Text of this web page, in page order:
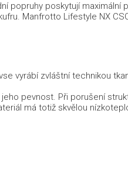
popruhy poskytují maximální
Manfrotto Lifestyle NX
vyrábí zvláštní technikou
pevnost. Při porušení
má totiž skvělou